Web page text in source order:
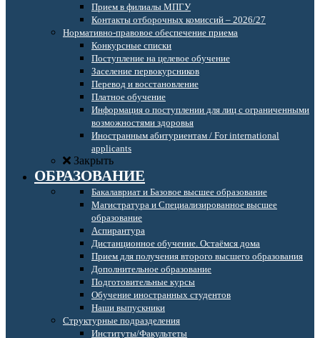
Прием в филиалы МПГУ
Контакты отборочных комиссий – 2026/27
Нормативно-правовое обеспечение приема
Конкурсные списки
Поступление на целевое обучение
Заселение первокурсников
Перевод и восстановление
Платное обучение
Информация о поступлении для лиц с ограниченными
возможностями здоровья
Иностранным абитуриентам / For international
applicants
Закрыть
ОБРАЗОВАНИЕ
Бакалавриат и Базовое высшее образование
Магистратура и Специализированное высшее
образование
Аспирантура
Дистанционное обучение. Остаёмся дома
Прием для получения второго высшего образования
Дополнительное образование
Подготовительные курсы
Обучение иностранных студентов
Наши выпускники
Структурные подразделения
Институты/Факультеты